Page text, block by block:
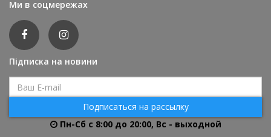
Ми в соцмережах
Підписка на новини
Подписаться на рассылку
Пн-Сб с 8:00 до 20:00, Вс - выходной